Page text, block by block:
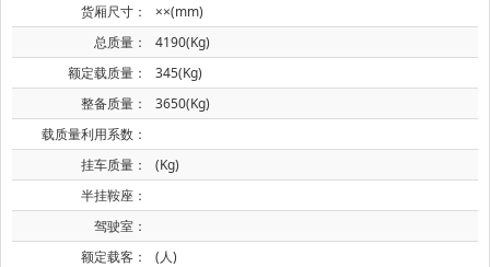
货厢尺寸：
××(mm)
总质量：
4190(Kg)
额定载质量：
345(Kg)
整备质量：
3650(Kg)
载质量利用系数：
挂车质量：
(Kg)
半挂鞍座：
驾驶室：
额定载客：
(人)